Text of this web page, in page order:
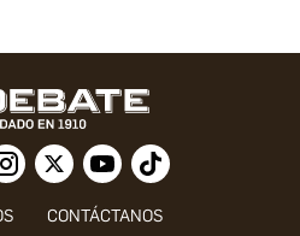
CONTÁCTANOS